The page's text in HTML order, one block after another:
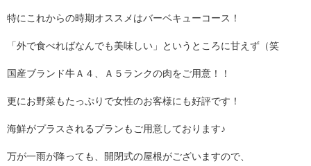
特にこれからの時期オススメはバーベキューコース！
「外で食べればなんでも美味しい」というところに甘えず（笑
国産ブランド牛Ａ４、Ａ５ランクの肉をご用意！！
更にお野菜もたっぷりで女性のお客様にも好評です！
海鮮がプラスされるプランもご用意しております♪
万が一雨が降っても、開閉式の屋根がございますので、